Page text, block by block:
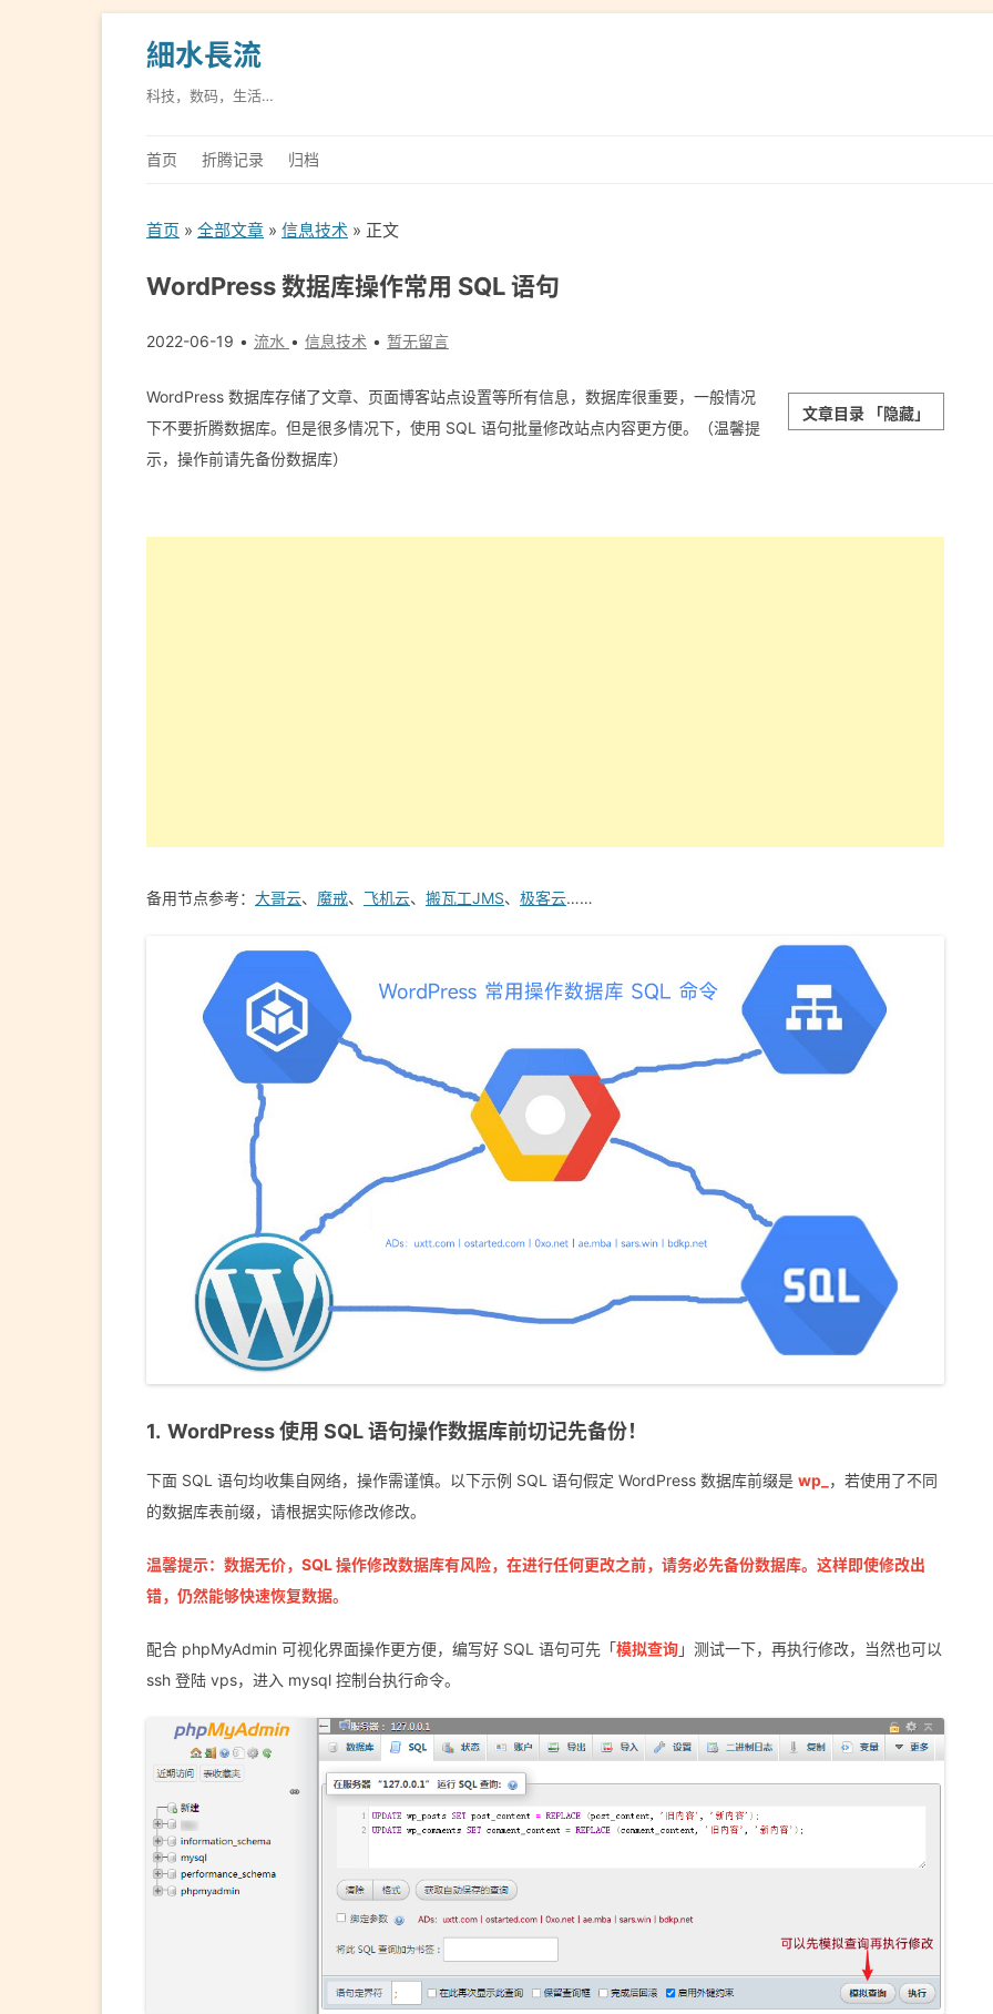
細水長流
科技，数码，生活…
首页 折腾记录 归档
首页 » 全部文章 » 信息技术 » 正文
WordPress 数据库操作常用 SQL 语句
2022-06-19 流水 信息技术 暂无留言
文章目录 「隐藏」
WordPress 数据库存储了文章、页面博客站点设置等所有信息，数据库很重要，一般情况
下不要折腾数据库。但是很多情况下，使用 SQL 语句批量修改站点内容更方便。（温馨提
示，操作前请先备份数据库）
备用节点参考： 大哥云、 魔戒、 飞机云、 搬瓦工JMS、 极客云……
WordPress 使用 SQL 语句操作数据库前切记先备份！
下面 SQL 语句均收集自网络，操作需谨慎。以下示例 SQL 语句假定 WordPress 数据库前缀是 wp_ ，若使用了不同
的数据库表前缀，请根据实际修改修改。
温馨提示：数据无价，SQL 操作修改数据库有风险，在进行任何更改之前，请务必先备份数据库。这样即使修改出
错，仍然能够快速恢复数据。
配合 phpMyAdmin 可视化界面操作更方便，编写好 SQL 语句可先「模拟查询」测试一下，再执行修改，当然也可以
ssh 登陆 vps，进入 mysql 控制台执行命令。